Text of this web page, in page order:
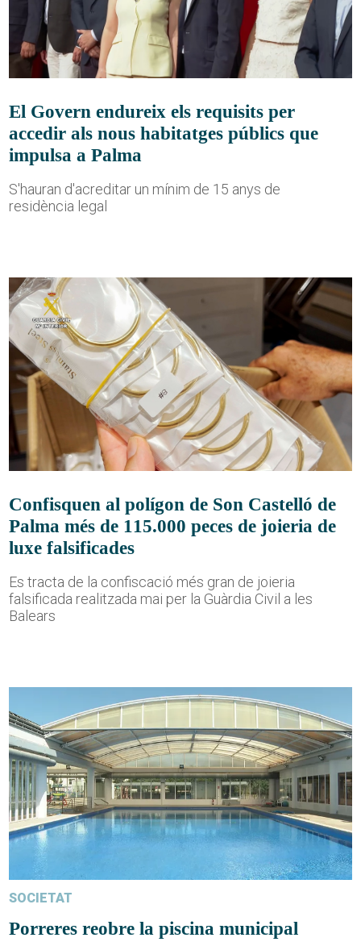
El Govern endureix els requisits per
accedir als nous habitatges públics que
impulsa a Palma
S'hauran d'acreditar un mínim de 15 anys de
residència legal
Confisquen al polígon de Son Castelló de
Palma més de 115.000 peces de joieria de
luxe falsificades
Es tracta de la confiscació més gran de joieria
falsificada realitzada mai per la Guàrdia Civil a les
Balears
SOCIETAT
Porreres reobre la piscina municipal